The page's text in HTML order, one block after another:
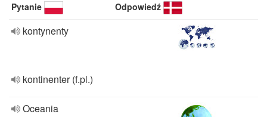
Pytanie Odpowiedź
kontynenty
kontinenter (f.pl.)
Oceania